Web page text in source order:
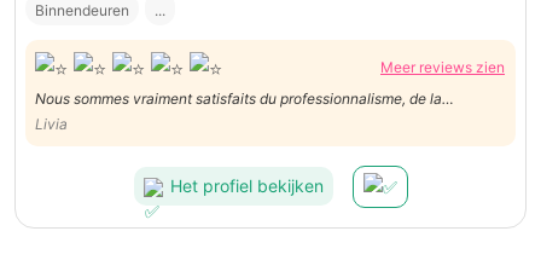
Binnendeuren ...
Meer reviews zien
Nous sommes vraiment satisfaits du professionnalisme, de la
disponibilité et de la qualité du travail de Michel. Nous le
recommandons sans hésitation!
Livia
Het profiel bekijken